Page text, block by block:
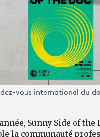
fidélité
vous international du
Sunny Side of the
la communauté